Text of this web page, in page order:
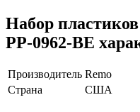
Набор
PP-0962-BE
Производитель Remo
Страна
США